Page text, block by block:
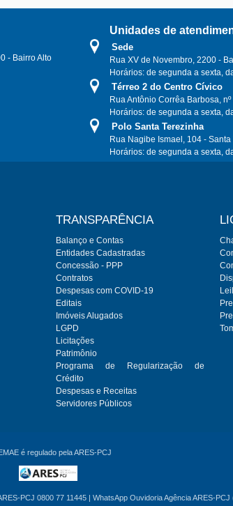
- Bairro Alto
Unidades de
Sede
Rua XV de Novembro, 2200 -
Horários: de segunda a sexta,
Térreo 2 do Centro Cívico
Rua Antônio Corrêa Barbosa,
Horários: de segunda a sexta,
Polo Santa Terezinha
Rua Nagibe Ismael, 104 -
Horários: de segunda a sexta,
TRANSPARÊNCIA
Balanço e Contas
Entidades Cadastradas
Concessão - PPP
Contratos
Despesas com COVID-19
Editais
Imóveis Alugados
LGPD
Licitações
Patrimônio
Programa de Regularização de
Crédito
Despesas e Receitas
Servidores Públicos
é regulado pela ARES-PCJ
PCJ 0800 77 11445 | WhatsApp Ouvidoria Agência ARES-